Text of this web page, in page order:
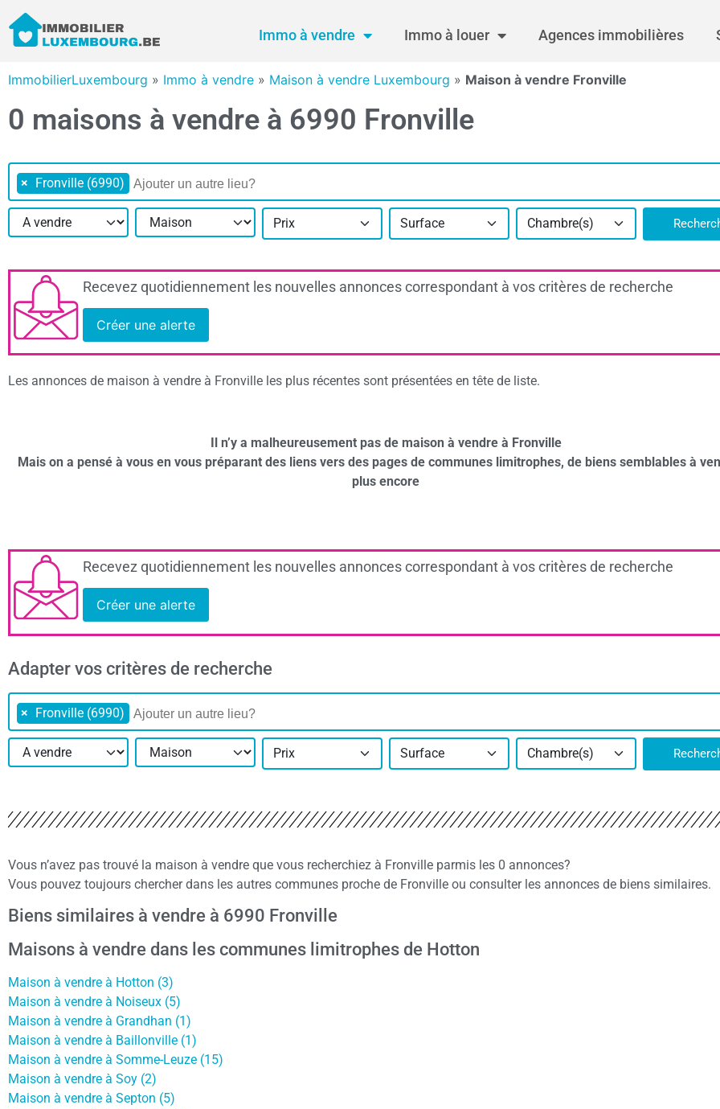
Immo à vendre Immo à louer Agences immobilières
ImmobilierLuxembourg » Immo à vendre » Maison à vendre Luxembourg » Maison à vendre Fronville
0 maisons à vendre à 6990 Fronville
× Fronville (6990)
Prix Surface Chambre(s)
Recevez quotidiennement les nouvelles annonces correspondant à vos critères de recherche
Créer une alerte
Les annonces de maison à vendre à Fronville les plus récentes sont présentées en tête de liste.
Il n’y a malheureusement pas de maison à vendre à Fronville
Mais on a pensé à vous en vous préparant des liens vers des pages de communes limitrophes, de biens semblables à
plus encore
Recevez quotidiennement les nouvelles annonces correspondant à vos critères de recherche
Créer une alerte
Adapter vos critères de recherche
× Fronville (6990)
Prix Surface Chambre(s)
Vous n’avez pas trouvé la maison à vendre que vous recherchiez à Fronville parmis les 0 annonces?
Vous pouvez toujours chercher dans les autres communes proche de Fronville ou consulter les annonces de biens similaires.
Biens similaires à vendre à 6990 Fronville
Maisons à vendre dans les communes limitrophes de Hotton
Maison à vendre à Hotton (3)
Maison à vendre à Noiseux (5)
Maison à vendre à Grandhan (1)
Maison à vendre à Baillonville (1)
Maison à vendre à Somme-Leuze (15)
Maison à vendre à Soy (2)
Maison à vendre à Septon (5)